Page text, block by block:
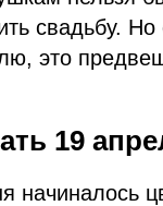
свадьбу.
это
19
начиналось